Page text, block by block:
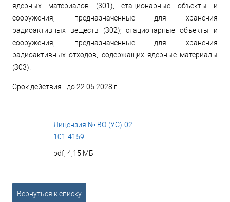
ядерных материалов (301); стационарные объекты и
сооружения, предназначенные для хранения
радиоактивных веществ (302); стационарные объекты и
сооружения, предназначенные для хранения
радиоактивных отходов, содержащих ядерные материалы
(303).
Срок действия - до 22.05.2028 г.
Лицензия № ВО-(УС)-02-
101-4159
pdf, 4,15 МБ
Вернуться к списку